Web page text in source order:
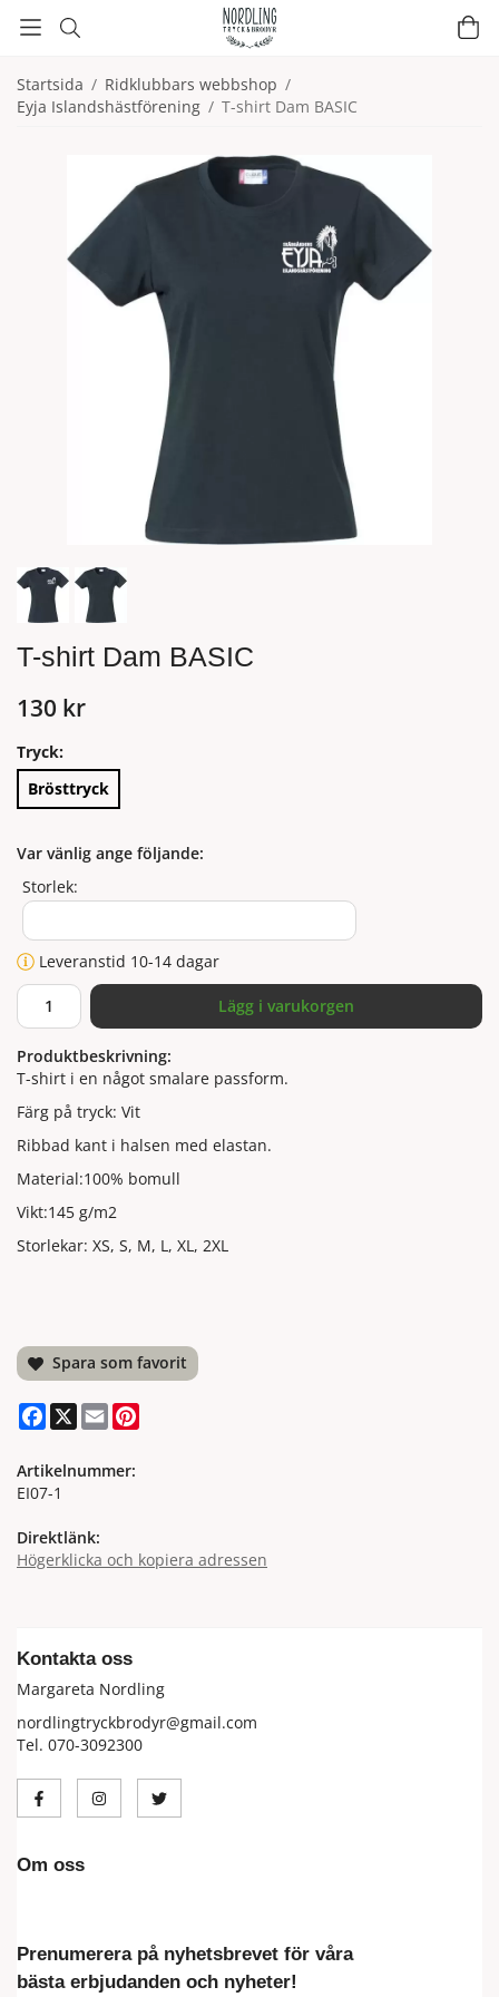
Startsida / Ridklubbars webbshop /
Eyja Islandshästförening / T-shirt Dam BASIC
T-shirt Dam BASIC
130 kr
Tryck:
Brösttryck
Var vänlig ange följande:
Storlek:
Leveranstid 10-14 dagar
Lägg i varukorgen
Produktbeskrivning:
T-shirt i en något smalare passform.
Färg på tryck: Vit
Ribbad kant i halsen med elastan.
Material:100% bomull
Vikt:145 g/m2
Storlekar: XS, S, M, L, XL, 2XL
Spara som favorit
Facebook
X Email
Artikelnummer:
EI07-1
Direktlänk:
Högerklicka och kopiera adressen
Kontakta oss
Margareta Nordling
nordlingtryckbrodyr@gmail.com
Tel. 070-3092300
Om oss
Prenumerera på nyhetsbrevet för våra
bästa erbjudanden och nyheter!